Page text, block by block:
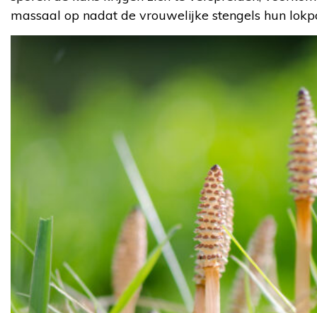
massaal op nadat de vrouwelijke stengels hun